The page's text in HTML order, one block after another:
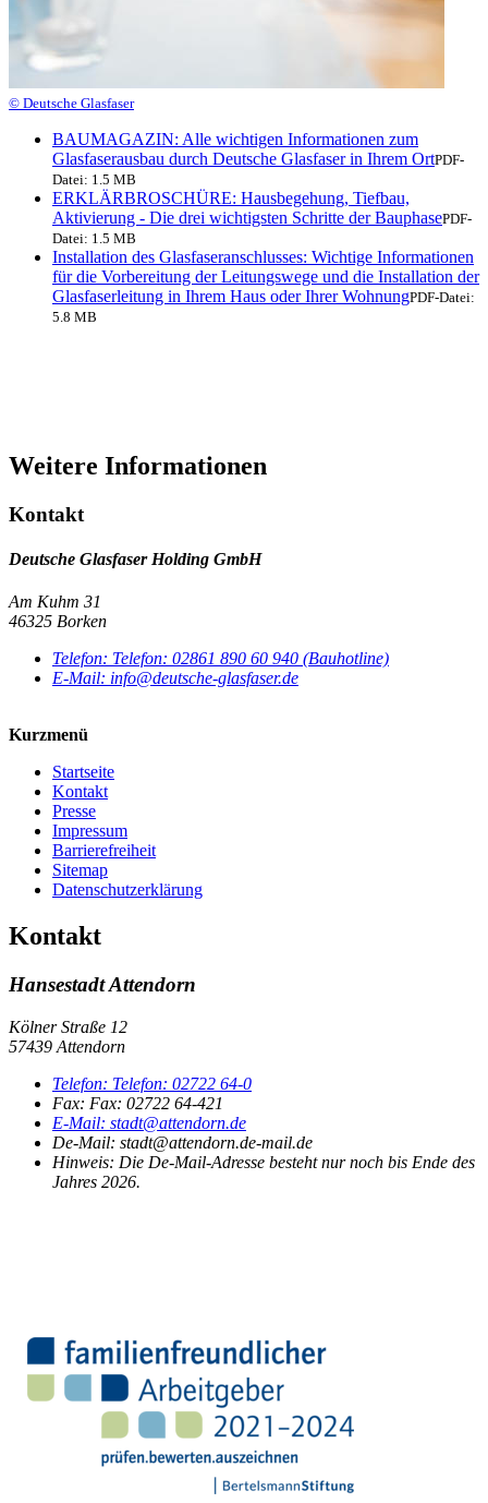
© Deutsche Glasfaser
BAUMAGAZIN: Alle wichtigen Informationen zum
Glasfaserausbau durch Deutsche Glasfaser in Ihrem OrtPDF-
Datei: 1.5 MB
ERKLÄRBROSCHÜRE: Hausbegehung, Tiefbau,
Aktivierung - Die drei wichtigsten Schritte der BauphasePDF-
Datei: 1.5 MB
Installation des Glasfaseranschlusses: Wichtige Informationen
für die Vorbereitung der Leitungswege und die Installation der
Glasfaserleitung in Ihrem Haus oder Ihrer WohnungPDF-Datei:
5.8 MB
Weitere Informationen
Kontakt
Deutsche Glasfaser Holding GmbH
Am Kuhm 31
46325 Borken
Telefon: Telefon: 02861 890 60 940 (Bauhotline)
E-Mail: info@deutsche-glasfaser.de
Kurzmenü
Startseite
Kontakt
Presse
Impressum
Barrierefreiheit
Sitemap
Datenschutzerklärung
Kontakt
Hansestadt Attendorn
Kölner Straße 12
57439 Attendorn
Telefon: Telefon: 02722 64-0
Fax: Fax: 02722 64-421
E-Mail: stadt@attendorn.de
De-Mail: stadt@attendorn.de-mail.de
Hinweis: Die De-Mail-Adresse besteht nur noch bis Ende des
Jahres 2026.